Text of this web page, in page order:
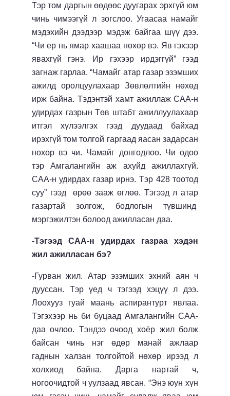
Тэр том даргын өөдөөс дуугарах эрхгүй юм
чинь чимээгүй л зогслоо. Угаасаа намайг
мэдэхийн дээдээр мэдэж байгаа шүү дээ.
“Чи ер нь ямар хаашаа нөхөр вэ. Яв гэхээр
явахгүй гэнэ. Ир гэхээр ирдэггүй” гээд
загнаж гарлаа. “Чамайг атар газар эзэмших
ажилд оролцуулахаар Зөвлөлтийн нөхөд
ирж байна. Тэдэнтэй хамт ажиллаж САА-н
удирдах газрын Төв штабт ажиллуулахаар
итгэл хүлээлгэх гээд дуудаад байхад
ирэхгүй том толгой гаргаад яасан задарсан
нөхөр вэ чи. Чамайг донгодлоо. Чи одоо
тэр Амгалангийн аж ахуйд ажиллахгүй.
САА-н удирдах газар ирнэ. Тэр 428 тоотод
суу” гээд өрөө зааж өглөө. Тэгээд л атар
газартай золгож, бодлогын түвшинд
мэргэжилтэн болоод ажилласан даа.
-Тэгээд САА-н удирдах газраа хэдэн
жил ажилласан бэ?
-Гурван жил. Атар эзэмших эхний аян ч
дууссан. Тэр үед ч тэгээд хэцүү л дээ.
Лоохууз гуай маань аспирантурт явлаа.
Тэгэхээр нь би буцаад Амгалангийн САА-
даа очлоо. Тэндээ очоод хоёр жил болж
байсан чинь нэг өдөр манай ажлаар
гаднын халзан толгойтой нөхөр ирээд л
холхиод байна. Дарга нартай ч,
ногоочидтой ч уулзаад явсан. “Энэ юун хүн